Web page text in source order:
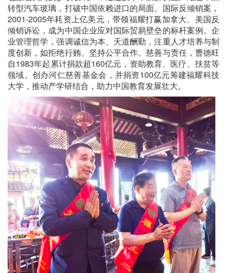
转型汽车玻璃，打破中国依赖进口的局面。国际反倾销案，
2001-2005年耗资上亿美元，带领福耀打赢加拿大、美国反
倾销诉讼，成为中国企业应对国际贸易壁垒的标杆案例。企
业管理哲学，强调诚信为本、天道酬勤，注重人才培养与制
度创新，如拒绝行贿、坚持公平合作。慈善与责任，曹德旺
自1983年起累计捐款超160亿元，资助教育、医疗、扶贫等
领域。创办河仁慈善基金会，并捐资100亿元筹建福耀科技
大学，推动产学研结合，助力中国教育发展壮大。